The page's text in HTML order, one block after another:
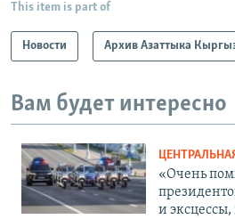
This item is part of
Новости Архив Азаттыка
Вам будет интересно
«Очень
и